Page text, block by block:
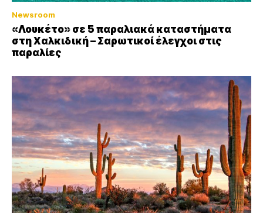
Newsroom
«Λουκέτο» σε 5 παραλιακά καταστήματα
στη Χαλκιδική – Σαρωτικοί έλεγχοι στις
παραλίες